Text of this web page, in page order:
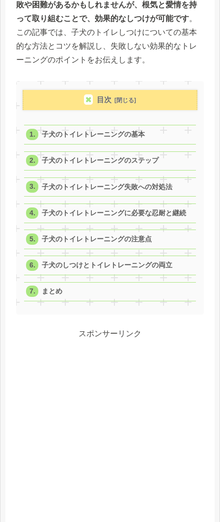
敗や困難があるかもしれませんが、根気と愛情を持
って取り組むことで、効果的なしつけが可能です。
この記事では、子犬のトイレしつけについての基本
的な方法とコツを解説し、失敗しない効果的なトレ
ーニングのポイントをお伝えします。
目次
子犬のトイレトレーニングの基本
子犬のトイレトレーニングのステップ
子犬のトイレトレーニング失敗への対処法
子犬のトイレトレーニングに必要な忍耐と継続
子犬のトイレトレーニングの注意点
子犬のしつけとトイレトレーニングの両立
まとめ
スポンサーリンク